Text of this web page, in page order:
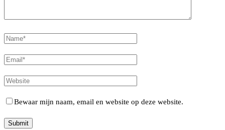
Bewaar mijn naam, email en website op deze website.